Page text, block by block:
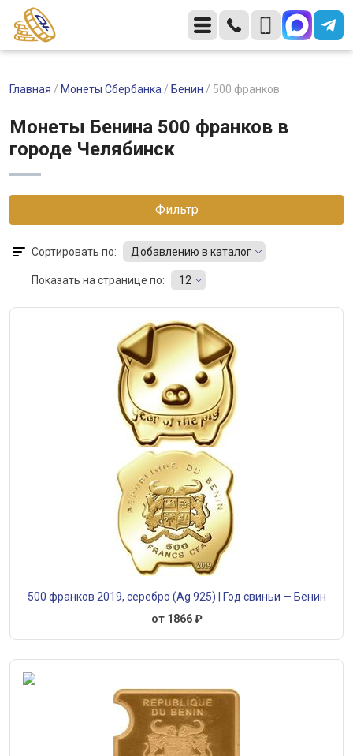
Главная / Монеты Сбербанка / Бенин / 500 франков
Монеты Бенина 500 франков в
городе Челябинск
Фильтр
Сортировать по: Добавлению в каталог
Показать на странице по: 12
500 франков 2019, серебро (Ag 925) | Год свиньи — Бенин
от 1866 ₽